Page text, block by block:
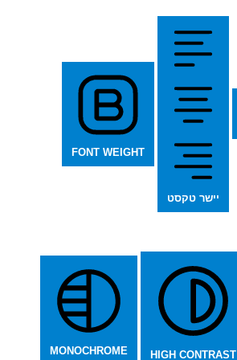
יישר טקסט
FONT WEIGHT
HIGH CONTRAST
MONOCHROME